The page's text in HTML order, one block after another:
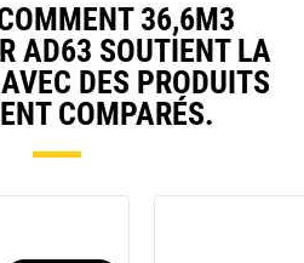
36,6M3
AD63 SOUTIENT LA
DES PRODUITS
COMPARÉS.